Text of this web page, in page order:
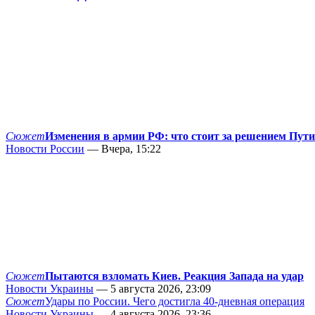
СюжетИзменения в армии РФ: что стоит за решением
Новости России — Вчера, 15:22
СюжетПытаются взломать Киев. Реакция Запада на удар
Новости Украины — 5 августа 2026, 23:09
СюжетУдары по России. Чего достигла 40-дневная операция